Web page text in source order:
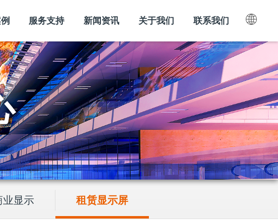
服务支持 新闻资讯 关于我们 联系我们
业显示 租赁显示屏